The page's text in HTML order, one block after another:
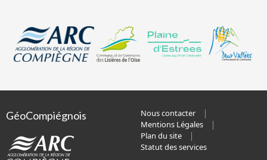
GéoCompiégnois
Nous contacter
Mentions Légales
Plan du site
Statut des services